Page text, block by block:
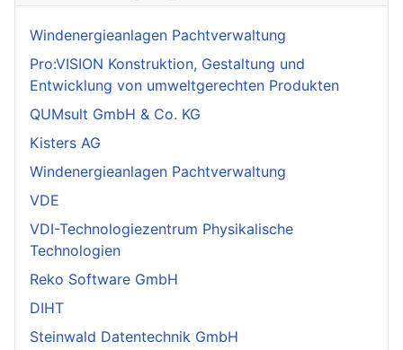
Windenergieanlagen Pachtverwaltung
Pro:VISION Konstruktion, Gestaltung und
Entwicklung von umweltgerechten Produkten
QUMsult GmbH & Co. KG
Kisters AG
Windenergieanlagen Pachtverwaltung
VDE
VDI-Technologiezentrum Physikalische
Technologien
Reko Software GmbH
DIHT
Steinwald Datentechnik GmbH